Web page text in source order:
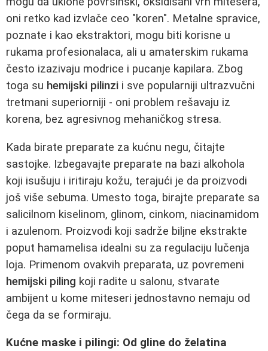
oni retko kad izvlače ceo "koren". Metalne spravice,
poznate i kao ekstraktori, mogu biti korisne u
rukama profesionalaca, ali u amaterskim rukama
često izazivaju modrice i pucanje kapilara. Zbog
toga su hemijski pilinzi i sve popularniji ultrazvučni
tretmani superiorniji - oni problem rešavaju iz
korena, bez agresivnog mehaničkog stresa.
Kada birate preparate za kućnu negu, čitajte
sastojke. Izbegavajte preparate na bazi alkohola
koji isušuju i iritiraju kožu, terajući je da proizvodi
još više sebuma. Umesto toga, birajte preparate sa
salicilnom kiselinom, glinom, cinkom, niacinamidom
i azulenom. Proizvodi koji sadrže biljne ekstrakte
poput hamamelisa idealni su za regulaciju lučenja
loja. Primenom ovakvih preparata, uz povremeni
hemijski piling koji radite u salonu, stvarate
ambijent u kome miteseri jednostavno nemaju od
čega da se formiraju.
Kućne maske i pilingi: Od gline do želatina